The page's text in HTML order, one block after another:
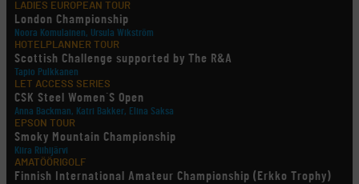
LADIES EUROPEAN TOUR
London Championship
Noora Komulainen, Ursula Wikström
HOTELPLANNER TOUR
Scottish Challenge supported by The R&A
Tapio Pulkkanen
LET ACCESS SERIES
CSK Steel Women´S Open
Anna Backman, Katri Bakker, Elina Saksa
EPSON TOUR
Smoky Mountain Championship
Kiira Riihijärvi
AMATÖÖRIGOLF
Finnish International Amateur Championship (Erkko Trophy)